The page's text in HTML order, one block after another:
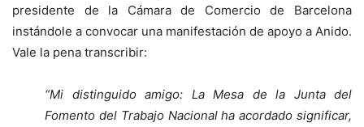
presidente de la Cámara de Comercio de Barcelona
instándole a convocar una manifestación de apoyo a Anido.
Vale la pena transcribir:
“Mi distinguido amigo: La Mesa de la Junta del
Fomento del Trabajo Nacional ha acordado significar,